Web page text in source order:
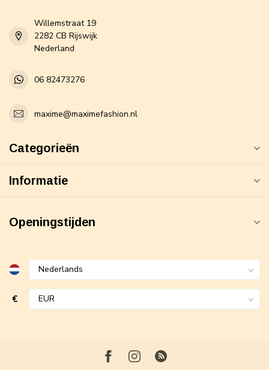
Willemstraat 19
2282 CB Rijswijk
Nederland
06 82473276
maxime@maximefashion.nl
Categorieën
Informatie
Openingstijden
€